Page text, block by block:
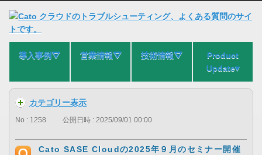
導入事例⛛ 営業情報⛛ 技術情報⛛
Product
Update▾
カテゴリー表示
No : 1258 公開日時 : 2025/09/01 00:00
Cato SASE Cloudの2025年９月のセミナー開催